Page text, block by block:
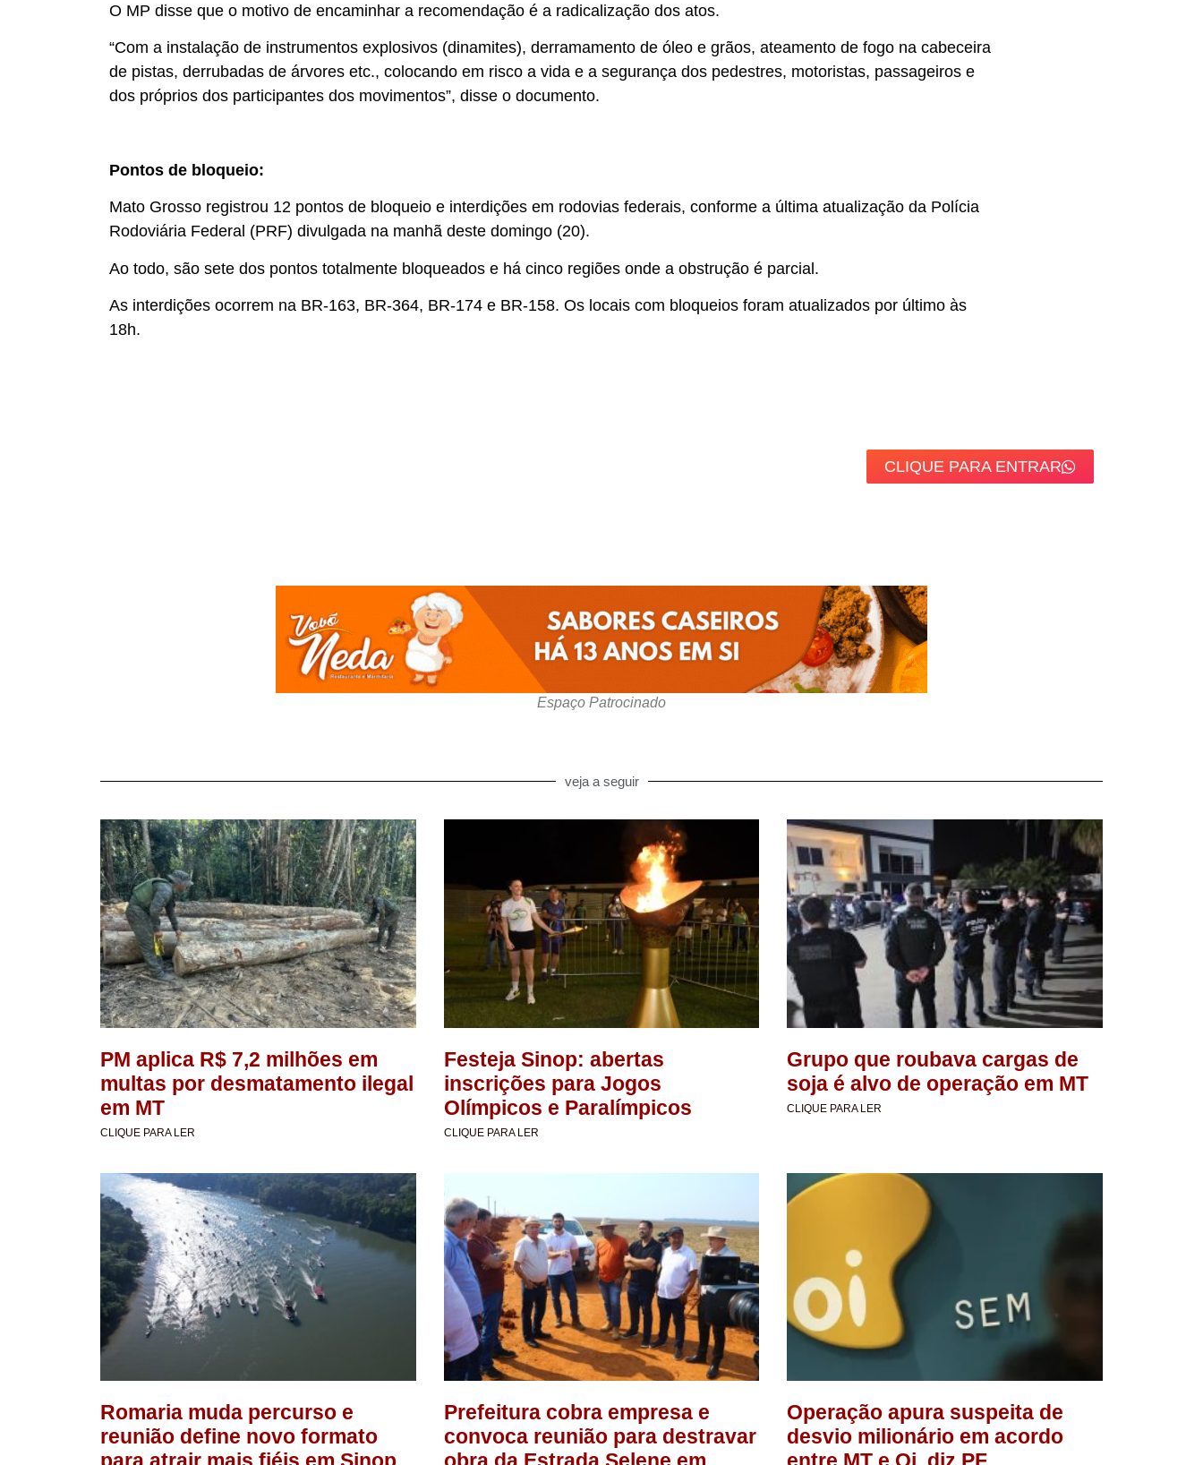
O MP disse que o motivo de encaminhar a recomendação é a radicalização dos atos.
“Com a instalação de instrumentos explosivos (dinamites), derramamento de óleo e grãos, ateamento de fogo na cabeceira
de pistas, derrubadas de árvores etc., colocando em risco a vida e a segurança dos pedestres, motoristas, passageiros e
dos próprios dos participantes dos movimentos”, disse o documento.
Pontos de bloqueio:
Mato Grosso registrou 12 pontos de bloqueio e interdições em rodovias federais, conforme a última atualização da Polícia
Rodoviária Federal (PRF) divulgada na manhã deste domingo (20).
Ao todo, são sete dos pontos totalmente bloqueados e há cinco regiões onde a obstrução é parcial.
As interdições ocorrem na BR-163, BR-364, BR-174 e BR-158. Os locais com bloqueios foram atualizados por último às
18h.
CLIQUE PARA ENTRAR
Espaço Patrocinado
veja a seguir
PM aplica R$ 7,2 milhões em
multas por desmatamento ilegal
em MT
CLIQUE PARA LER
Festeja Sinop: abertas
inscrições para Jogos
Olímpicos e Paralímpicos
CLIQUE PARA LER
Grupo que roubava cargas de
soja é alvo de operação em MT
CLIQUE PARA LER
Romaria muda percurso e
reunião define novo formato
Prefeitura cobra empresa e
convoca reunião para destravar
Operação apura suspeita de
desvio milionário em acordo